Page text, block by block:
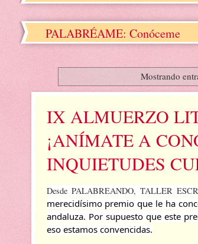
PALABRÉAME: Conóceme
Mostrando
IX ALMUERZO
¡ANÍMATE A
INQUIETUDES
Desde PALABREANDO, TALLER
merecidísimo premio que le ha
andaluza. Por supuesto que este
eso estamos convencidas.